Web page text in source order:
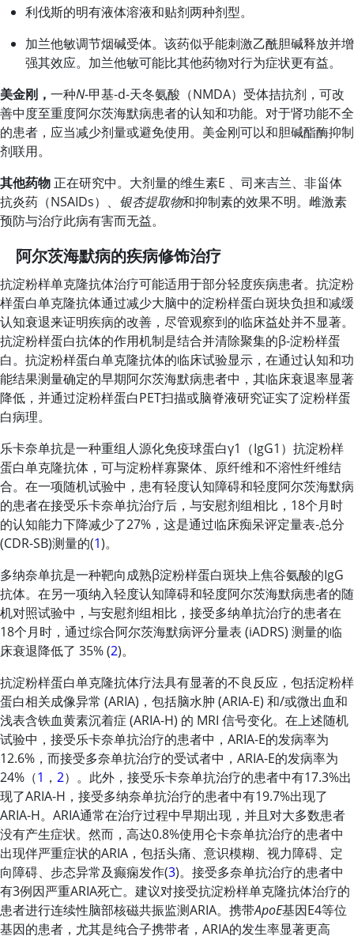
利伐斯的明有液体溶液和贴剂两种剂型。
加兰他敏调节烟碱受体。该药似乎能刺激乙酰胆碱释放并增
强其效应。 加兰他敏可能比其他药物对行为症状更有益。
美金刚， 一种N-甲基-d-天冬氨酸（NMDA）受体拮抗剂，可改
善中度至重度阿尔茨海默病患者的认知和功能。对于肾功能不全
的患者，应当减少剂量或避免使用。 美金刚可以和胆碱酯酶抑制
剂联用。
其他药物 正在研究中。大剂量的维生素E 、司来吉兰、非甾体
抗炎药（NSAIDs）、 银杏提取物和抑制素的效果不明。 雌激素
预防与治疗此病有害而无益。
阿尔茨海默病的疾病修饰治疗
抗淀粉样单克隆抗体治疗可能适用于部分轻度疾病患者。抗淀粉
样蛋白单克隆抗体通过减少大脑中的淀粉样蛋白斑块负担和减缓
认知衰退来证明疾病的改善，尽管观察到的临床益处并不显著。
抗淀粉样蛋白抗体的作用机制是结合并清除聚集的β-淀粉样蛋
白。抗淀粉样蛋白单克隆抗体的临床试验显示，在通过认知和功
能结果测量确定的早期阿尔茨海默病患者中，其临床衰退率显著
降低，并通过淀粉样蛋白PET扫描或脑脊液研究证实了淀粉样蛋
白病理。
乐卡奈单抗是一种重组人源化免疫球蛋白γ1（IgG1）抗淀粉样
蛋白单克隆抗体，可与淀粉样寡聚体、原纤维和不溶性纤维结
合。在一项随机试验中，患有轻度认知障碍和轻度阿尔茨海默病
的患者在接受乐卡奈单抗治疗后，与安慰剂组相比，18个月时
的认知能力下降减少了27%，这是通过临床痴呆评定量表-总分
(CDR-SB)测量的(1)。
多纳奈单抗是一种靶向成熟β淀粉样蛋白斑块上焦谷氨酸的IgG
抗体。在另一项纳入轻度认知障碍和轻度阿尔茨海默病患者的随
机对照试验中，与安慰剂组相比，接受多纳单抗治疗的患者在
18个月时，通过综合阿尔茨海默病评分量表 (iADRS) 测量的临
床衰退降低了 35% (2)。
抗淀粉样蛋白单克隆抗体疗法具有显著的不良反应，包括淀粉样
蛋白相关成像异常 (ARIA)，包括脑水肿 (ARIA-E) 和/或微出血和
浅表含铁血黄素沉着症 (ARIA-H) 的 MRI 信号变化。在上述随机
试验中，接受乐卡奈单抗治疗的患者中，ARIA-E的发病率为
12.6%，而接受多奈单抗治疗的受试者中，ARIA-E的发病率为
24%（1 ， 2）。此外，接受乐卡奈单抗治疗的患者中有17.3%出
现了ARIA-H，接受多纳奈单抗治疗的患者中有19.7%出现了
ARIA-H。ARIA通常在治疗过程中早期出现，并且对大多数患者
没有产生症状。然而，高达0.8%使用仑卡奈单抗治疗的患者中
出现伴严重症状的ARIA，包括头痛、意识模糊、视力障碍、定
向障碍、步态异常及癫痫发作(3)。接受多奈单抗治疗的患者中
有3例因严重ARIA死亡。建议对接受抗淀粉样单克隆抗体治疗的
患者进行连续性脑部核磁共振监测ARIA。携带ApoE基因E4等位
基因的患者，尤其是纯合子携带者，ARIA的发生率显著更高